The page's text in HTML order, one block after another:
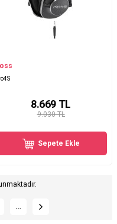
9.030 TL
8.669 TL
Sepete Ekle
…